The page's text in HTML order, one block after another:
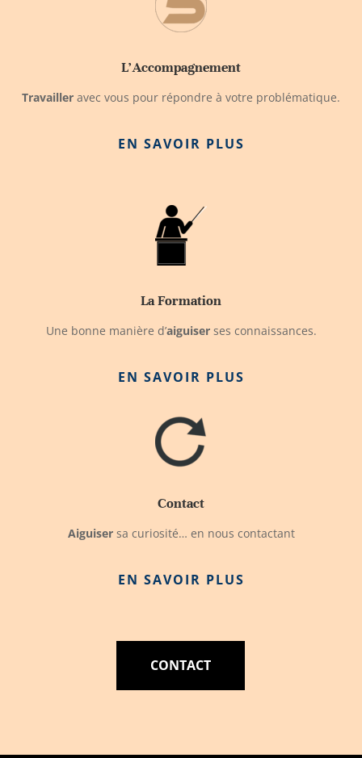
L'Accompagnement
Travailler avec vous pour répondre à votre problématique.
EN SAVOIR PLUS
La Formation
Une bonne manière d’aiguiserses connaissances.
EN SAVOIR PLUS
Contact
Aiguisersa curiosité… en nous contactant
EN SAVOIR PLUS
CONTACT